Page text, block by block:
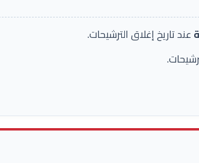
عند تاريخ إغلاق الترشيحات.